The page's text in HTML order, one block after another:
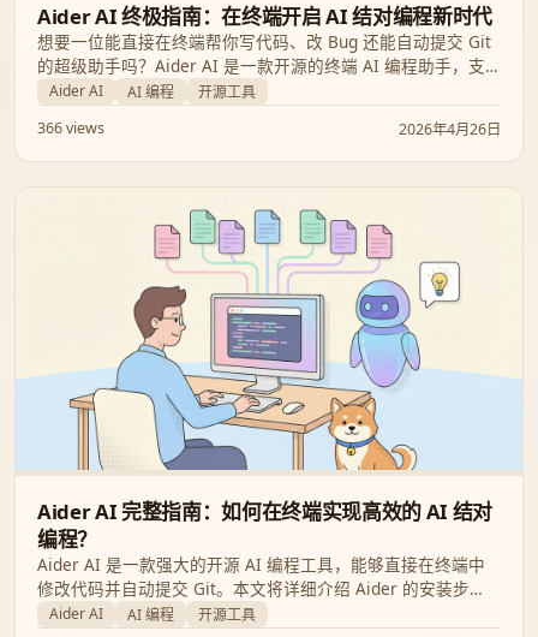
Aider AI 终极指南：在终端开启 AI 结对编程新时代
想要一位能直接在终端帮你写代码、改 Bug 还能自动提交 Git
的超级助手吗？Aider AI 是一款开源的终端 AI 编程助手，支
持 GPT-4o 和 Claude 3.7 等顶级模型。本文将从安装、使用模
式、LLM 连接到高级配置，带你全面掌握这款 2025 年开发者
必备的提效神技。
Aider AI AI 编程
开源工具
366 views
2026年4月26日
Aider AI 完整指南：如何在终端实现高效的 AI 结对
编程？
Aider AI 是一款强大的开源 AI 编程工具，能够直接在终端中
修改代码并自动提交 Git。本文将详细介绍 Aider 的安装步
骤、不同运行模式、LLM 模型配置以及进阶使用技巧，帮助开
Aider AI AI 编程
开源工具